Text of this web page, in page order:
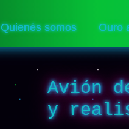
Quienés somos Ouro
Avión
y
Avión
de
combate
J-